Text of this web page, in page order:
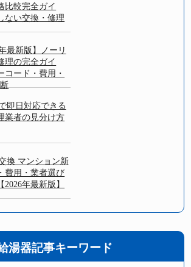
比較完全ガイ
ない交換・修理
年最新版】ノーリ
理の完全ガイ
コード・費用・
即日対応できる
業者の見分け方
換 マンション新
費用・業者選び
年最新版】
湯器記事キーワード